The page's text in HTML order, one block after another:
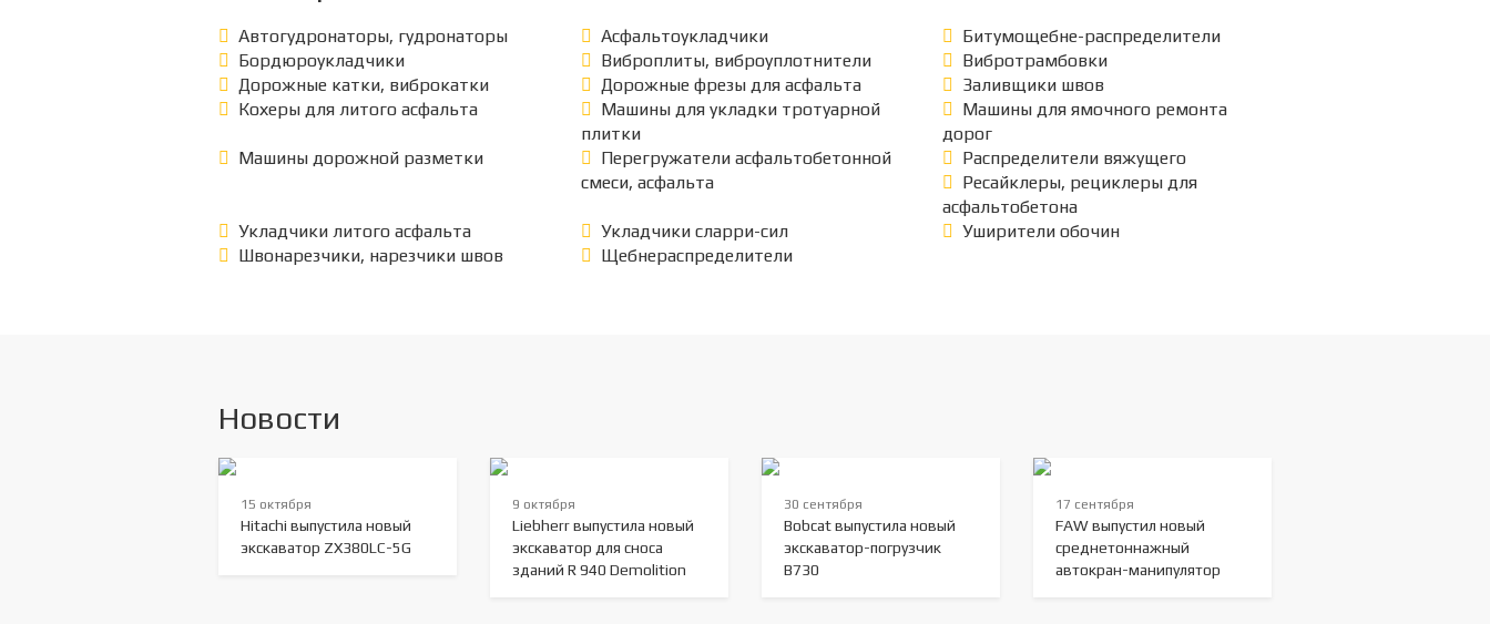
Автогудронаторы, гудронаторы Асфальтоукладчики
Битумощебне-распределители
Бордюроукладчики
Виброплиты, виброуплотнители
Вибротрамбовки
Дорожные катки, виброкатки
Дорожные фрезы для асфальта
Заливщики швов
Кохеры для литого асфальта
Машины для укладки тротуарной
плитки
Машины для ямочного ремонта
дорог
Машины дорожной разметки
Перегружатели асфальтобетонной
смеси, асфальта
Распределители вяжущего
Ресайклеры, рециклеры для
асфальтобетона
Укладчики литого асфальта
Укладчики сларри-сил
Уширители обочин
Швонарезчики, нарезчики швов
Щебнераспределители
Новости
15 октября
Hitachi выпустила новый
экскаватор ZX380LC-5G
9 октября
Liebherr выпустила новый
экскаватор для сноса
зданий R 940 Demolition
30 сентября
Bobcat выпустила новый
экскаватор-погрузчик
B730
17 сентября
FAW выпустил новый
среднетоннажный
автокран-манипулятор